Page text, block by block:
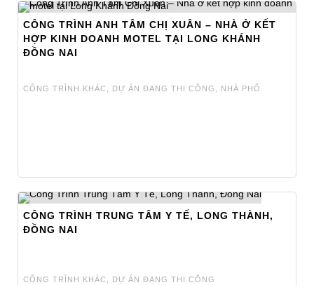
CÔNG TRÌNH ANH TÂM CHỊ XUÂN – NHÀ Ở KẾT
HỢP KINH DOANH MOTEL TẠI LONG KHÁNH
ĐỒNG NAI
CÔNG TRÌNH KHÁC DỰ ÁN ĐANG THI CÔNG NHÀ PHỐ
CÔNG TRÌNH TRUNG TÂM Y TẾ, LONG THÀNH,
ĐỒNG NAI
CÔNG TRÌNH KHÁC DỰ ÁN ĐANG THI CÔNG